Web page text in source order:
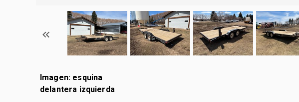
Imagen: esquina
delantera izquierda